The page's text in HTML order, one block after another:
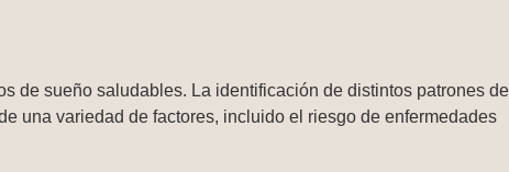
de sueño saludables. La identificación de distintos patrones de
una variedad de factores, incluido el riesgo de enfermedades